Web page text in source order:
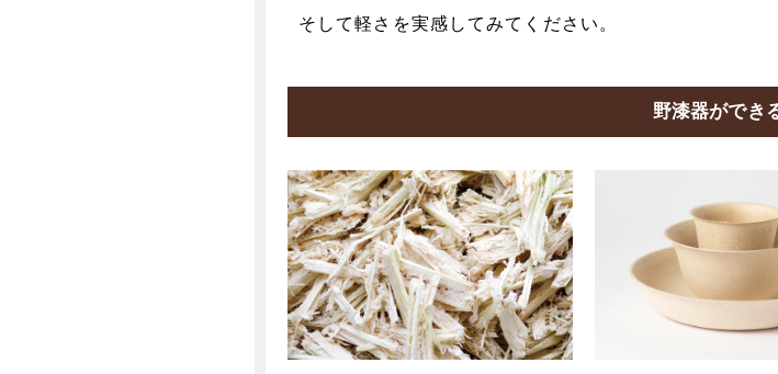
そして軽さを実感してみてください。
野漆器ができ